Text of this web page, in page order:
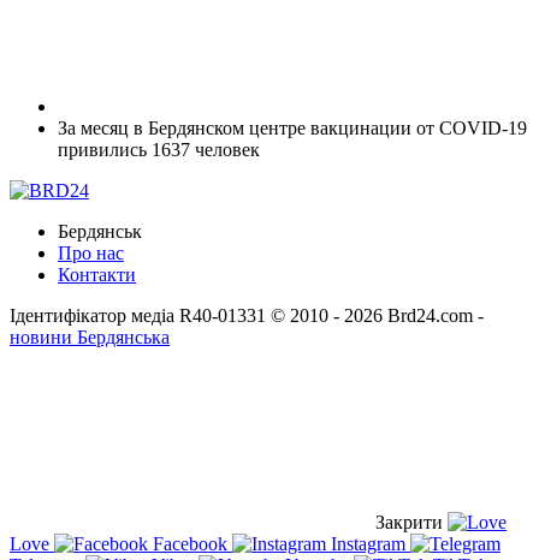
За месяц в Бердянском центре вакцинации от COVID-19
привились 1637 человек
Бердянськ
Про нас
Контакти
Ідентифікатор медіа R40-01331 © 2010 - 2026 Brd24.com -
новини Бердянська
Закрити
Love
Facebook
Instagram